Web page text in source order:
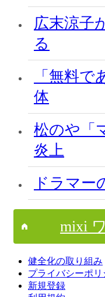
広末涼子
る
「無料
体
松のや「
炎上
ドラマー
mixi
健全化の取り組み
プライバシーポリ
新規登録